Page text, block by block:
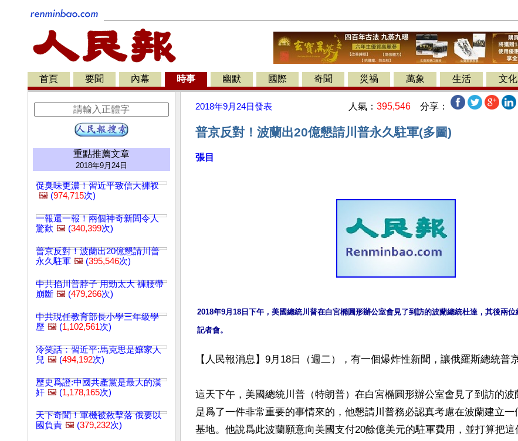
首頁 要聞 內幕 時事 幽默 國際 奇聞 災禍 萬象 生活 文化
重點推薦文章
2018年9月24日
促臭味更濃！習近平致信大褲衩
🖼️ (974,715次)
一報還一報！兩個神奇新聞令人
驚歎 🖼️ (340,399次)
普京反對！波蘭出20億懇請川普
永久駐軍 🖼️ (395,546次)
中共掐川普脖子 用勁太大 褲腰帶
崩斷 🖼️ (479,266次)
中共現任教育部長小學三年級學
歷 🖼️ (1,102,561次)
冷笑話：習近平:馬克思是孃家人
兒 🖼️ (494,192次)
歷史爲證:中國共產黨是最大的漢
奸 🖼️ (1,178,165次)
天下奇聞！軍機被敘擊落 俄要以
國負責 🖼️ (379,232次)
2018年9月24日發表 人氣： 395,546 分享：
普京反對！波蘭出20億懇請川普永久駐軍(多圖)
張目
2018年9月18日下午，美國總統川普在白宮橢圓形辦公室會見了到訪的波蘭總統杜達，其後兩
記者會。
【人民報消息】9月18日（週二），有一個爆炸性新聞，讓俄羅斯總統普
這天下午，美國總統川普（特朗普）在白宮橢圓形辦公室會見了到訪的波
是爲了一件非常重要的事情來的，他懇請川普務必認真考慮在波蘭建立
基地。他說爲此波蘭願意向美國支付20餘億美元的駐軍費用，並打算把這